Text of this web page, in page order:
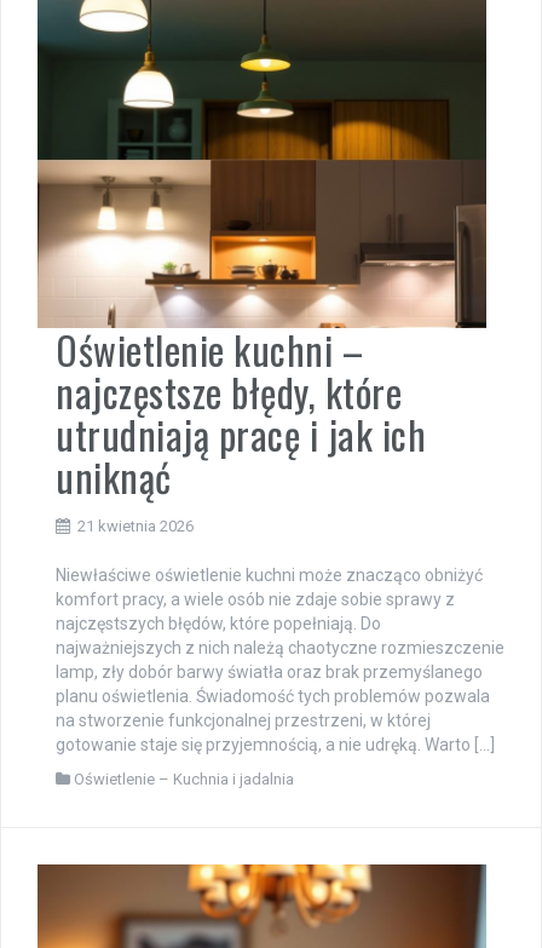
Oświetlenie kuchni –
najczęstsze błędy, które
utrudniają pracę i jak ich
uniknąć
21 kwietnia 2026
Niewłaściwe oświetlenie kuchni może znacząco obniżyć
komfort pracy, a wiele osób nie zdaje sobie sprawy z
najczęstszych błędów, które popełniają. Do
najważniejszych z nich należą chaotyczne rozmieszczenie
lamp, zły dobór barwy światła oraz brak przemyślanego
planu oświetlenia. Świadomość tych problemów pozwala
na stworzenie funkcjonalnej przestrzeni, w której
gotowanie staje się przyjemnością, a nie udręką. Warto […]
Oświetlenie – Kuchnia i jadalnia